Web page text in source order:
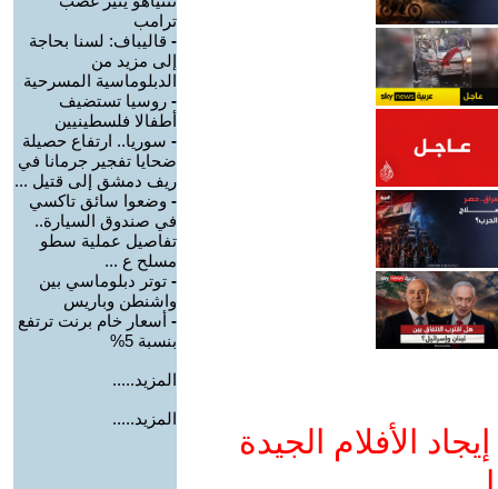
الأفلام الجيدة
ترامب
- قاليباف: لسنا بحاجة
إلى مزيد من
الدبلوماسية المسرحية
- روسيا تستضيف
أطفالا فلسطينيين
- سوريا.. ارتفاع حصيلة
ضحايا تفجير جرمانا في
ريف دمشق إلى قتيل ...
- وضعوا سائق تاكسي
في صندوق السيارة..
تفاصيل عملية سطو
مسلح ع ...
- توتر دبلوماسي بين
واشنطن وباريس
- أسعار خام برنت ترتفع
بنسبة 5%
المزيد.....
المزيد.....